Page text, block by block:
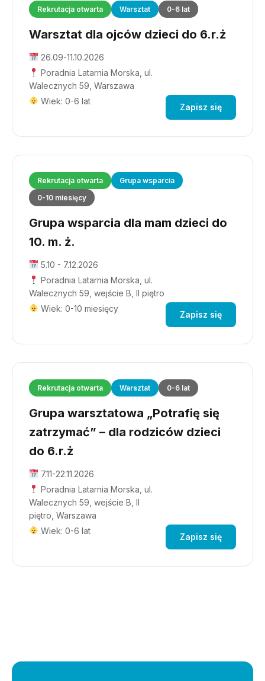
Rekrutacja otwarta Warsztat 0-6 lat
Warsztat dla ojców dzieci do 6.r.ż
26.09-11.10.2026
Poradnia Latarnia Morska, ul.
Walecznych 59, Warszawa
Wiek: 0-6 lat
Zapisz się
Rekrutacja otwarta
Grupa wsparcia
0-10 miesięcy
Grupa wsparcia dla mam dzieci do
10. m. ż.
5.10 - 7.12.2026
Poradnia Latarnia Morska, ul.
Walecznych 59, wejście B, II piętro
Wiek: 0-10 miesięcy
Zapisz się
Rekrutacja otwarta Warsztat 0-6 lat
Grupa warsztatowa „Potrafię się
zatrzymać” – dla rodziców dzieci
do 6.r.ż
7.11-22.11.2026
Poradnia Latarnia Morska, ul.
Walecznych 59, wejście B, II
piętro, Warszawa
Wiek: 0-6 lat
Zapisz się